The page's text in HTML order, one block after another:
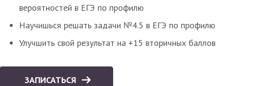
вероятностей в ЕГЭ по профилю
Научишься решать задачи №4.5 в ЕГЭ по профилю
Улучшить свой результат на +15 вторичных баллов
ЗАПИСАТЬСЯ